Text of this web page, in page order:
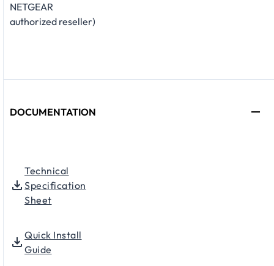
NETGEAR
authorized reseller)
DOCUMENTATION
Technical
Specification
Sheet
Quick Install
Guide